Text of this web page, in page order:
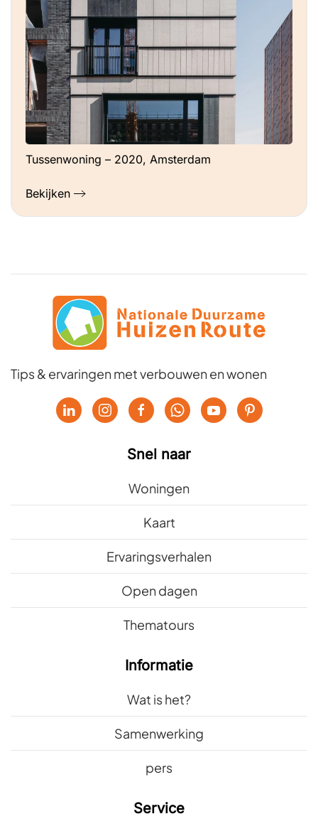
Tussenwoning – 2020, Amsterdam
Bekijken
Tips & ervaringen met verbouwen en wonen
Snel naar
Woningen
Kaart
Ervaringsverhalen
Open dagen
Thematours
Informatie
Wat is het?
Samenwerking
pers
Service